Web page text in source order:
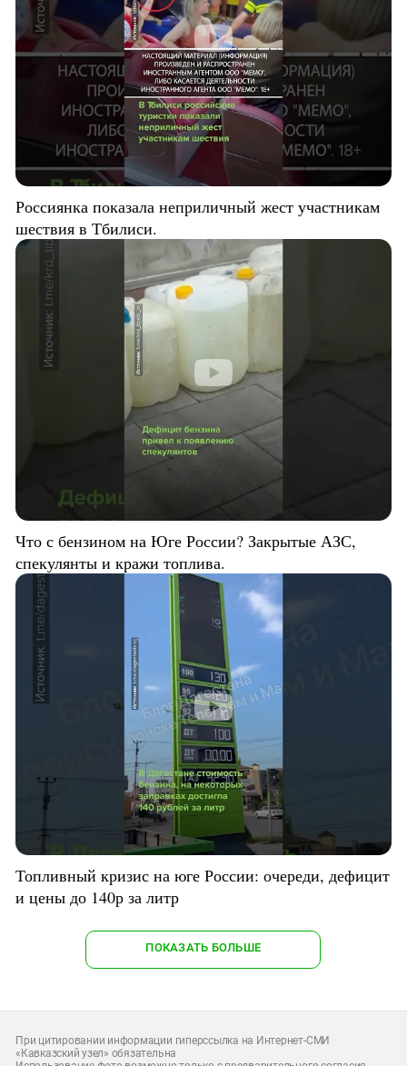
Россиянка показала неприличный жест участникам
шествия в Тбилиси.
Что с бензином на Юге России? Закрытые АЗС,
спекулянты и кражи топлива.
Топливный кризис на юге России: очереди, дефицит
и цены до 140р за литр
ПОКАЗАТЬ БОЛЬШЕ
При цитировании информации гиперссылка на Интернет-СМИ
«Кавказский узел» обязательна